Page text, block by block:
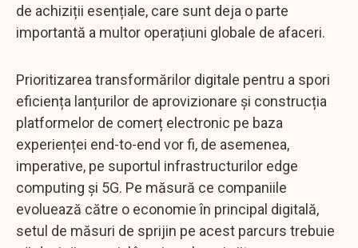
de achiziții esențiale, care sunt deja o parte
importantă a multor operațiuni globale de afaceri.
Prioritizarea transformărilor digitale pentru a spori
eficiența lanțurilor de aprovizionare și construcția
platformelor de comerț electronic pe baza
experienței end-to-end vor fi, de asemenea,
imperative, pe suportul infrastructurilor edge
computing și 5G. Pe măsură ce companiile
evoluează către o economie în principal digitală,
setul de măsuri de sprijin pe acest parcurs trebuie